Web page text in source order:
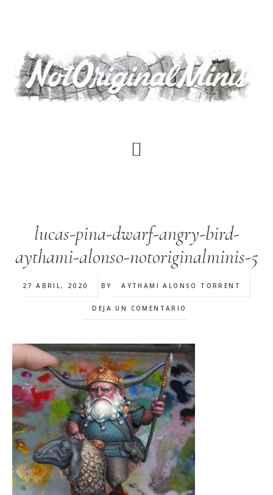
principal
lucas-pina-dwarf-angry-bird-
aythami-alonso-notoriginalminis-5
27 ABRIL, 2020 BY AYTHAMI ALONSO TORRENT
DEJA UN COMENTARIO